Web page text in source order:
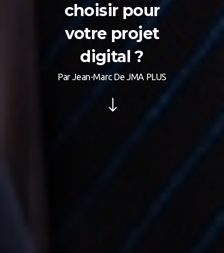
choisir pour
votre projet
digital ?
Par Jean-Marc De JMA PLUS